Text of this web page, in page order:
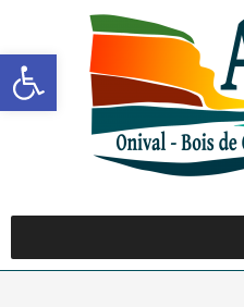
Ouvrir la barre